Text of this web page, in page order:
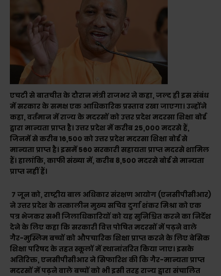
एचटी से बातचीत के दौरान मंत्री राजभर ने कहा, जल्द ही इस संबंध
में सरकार के समक्ष एक आधिकारिक प्रस्ताव रखा जाएगा। उन्होंने
कहा, वर्तमान में राज्य के मदरसों को उत्तर प्रदेश मदरसा शिक्षा बोर्ड
द्वारा मान्यता प्राप्त है। उत्तर प्रदेश में करीब 25,000 मदरसे हैं,
जिनमें से करीब 16,500 को उत्तर प्रदेश मदरसा शिक्षा बोर्ड से
मान्यता प्राप्त है। इसमें 560 सरकारी सहायता प्राप्त मदरसे शामिल
हैं। हालांकि, काफी संख्या में, करीब 8,500 मदरसे बोर्ड से मान्यता
प्राप्त नहीं हैं।
7 जून को, राष्ट्रीय बाल अधिकार संरक्षण आयोग (एनसीपीसीआर)
ने उत्तर प्रदेश के तत्कालीन मुख्य सचिव दुर्गा शंकर मिश्रा को एक
पत्र भेजकर सभी जिलाधिकारियों को यह सुनिश्चित करने का निर्देश
देने के लिए कहा कि सरकारी वित्त पोषित मदरसों में पढ़ने वाले
गैर-मुस्लिम बच्चों को औपचारिक शिक्षा प्राप्त करने के लिए बेसिक
शिक्षा परिषद के तहत स्कूलों में स्थानांतरित किया जाए। इसके
अतिरिक्त, एनसीपीसीआर ने सिफारिश की कि गैर-मान्यता प्राप्त
मदरसों में पढ़ने वाले बच्चों को भी इसी तरह राज्य द्वारा संचालित